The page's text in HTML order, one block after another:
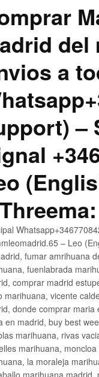
a
–
– Leo
fumar amrihuana
fuenlabrada
comprar madrid
marihuana, vicente
donde comprar
en madrid, buy best
marihuana, rivas
marihuana,
la moraleja